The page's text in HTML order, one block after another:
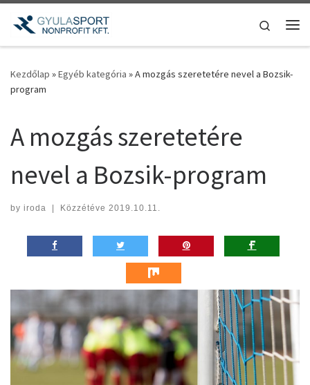
Teljes tartalom megjelenítése
Search
Kezdőlap »Egyéb kategória »A mozgás szeretetére nevel a Bozsik-
program
A mozgás szeretetére
nevel a Bozsik-program
by iroda | Közzétéve 2019.10.11.